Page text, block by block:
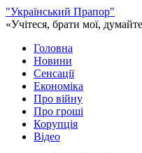
Перейти
до
"Український Прапор"
«Учітеся, брати мої,
Головна
Новини
Сенсації
Економіка
Про війну
Про гроші
Корупція
Відео